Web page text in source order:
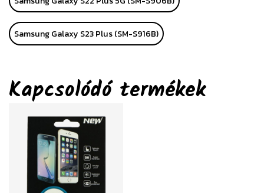
Samsung Galaxy S23 Plus (SM-S916B)
Kapcsolódó termékek